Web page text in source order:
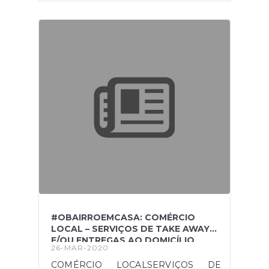
bairro, no combate ao covid-19 COMO
anosDoentes crónicosPessoas em
situações de isolamento (contaminado
ou profilático)Pessoas com mobilidade
reduzidaCONTACTOS:Telefone:
927 656 683 (Luz); 966 311 263
(Sandra) INFORME OU SINALIZE
#OBAIRROEMCASA: COMÉRCIO
LOCAL – SERVIÇOS DE TAKE AWAY
E/OU ENTREGAS AO DOMICÍLIO
26-MAR-2020
COMÉRCIO LOCALSERVIÇOS DE